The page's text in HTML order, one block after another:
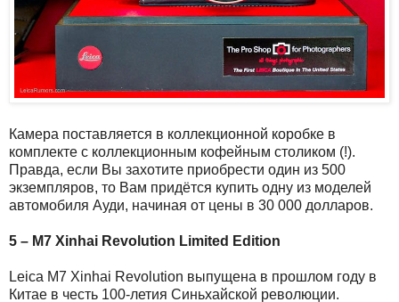
Камера поставляется в коллекционной коробке в
комплекте с коллекционным кофейным столиком (!).
Правда, если Вы захотите приобрести один из 500
экземпляров, то Вам придётся купить одну из моделей
автомобиля Ауди, начиная от цены в 30 000 долларов.
5 – M7 Xinhai Revolution Limited Edition
Leica M7 Xinhai Revolution выпущена в прошлом году в
Китае в честь 100-летия Синьхайской революции.